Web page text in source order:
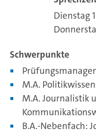
Dienstag
Schwerpunkte
M.A.
M.A. Journalistik
B.A.-Nebenfach: